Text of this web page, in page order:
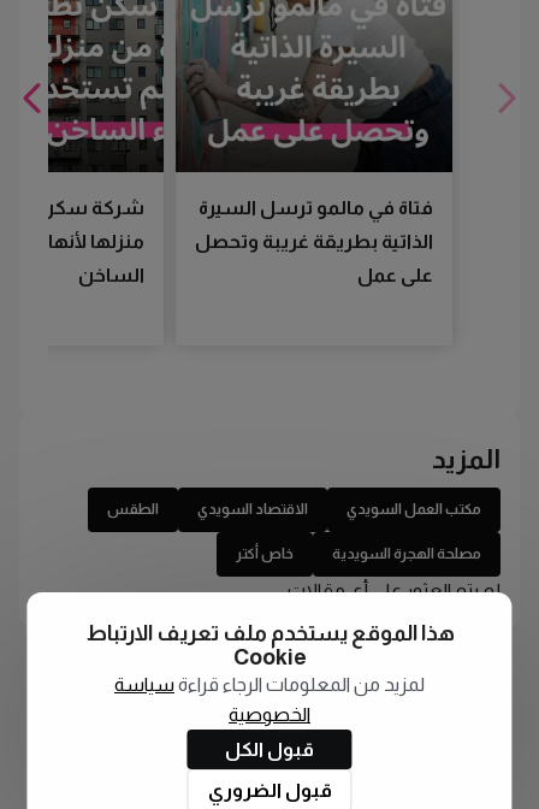
فتاة في مالمو ترسل السيرة
الذاتية بطريقة غريبة وتحصل
على عمل
شركة سكن
منزلها لأنها لم
الساخن
المزيد
مكتب العمل السويدي الاقتصاد السويدي الطقس
مصلحة الهجرة السويدية خاص أكتر
لم يتم العثور على أي مقالات
هذا الموقع يستخدم ملف تعريف الارتباط
Cookie
لمزيد من المعلومات الرجاء قراءة سياسة
الخصوصية
قبول الكل
قبول الضروري